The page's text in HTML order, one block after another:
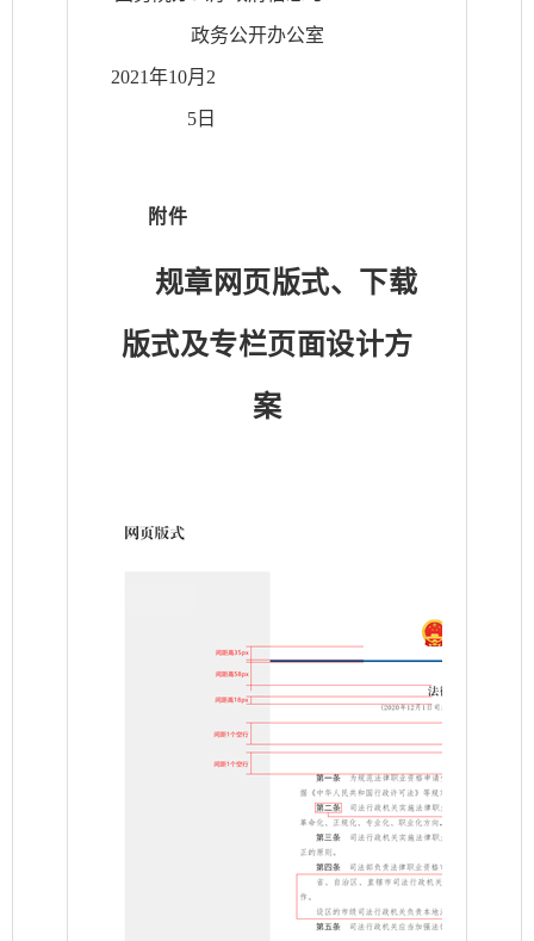
政务公开办公室
2021年10月2
5日
附件
规章网页版式、下载
版式及专栏页面设计方
案